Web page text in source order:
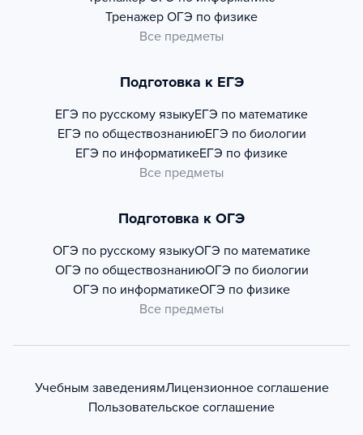
Тренажер ОГЭ по физике
Все предметы
Подготовка к ЕГЭ
ЕГЭ по русскому языкуЕГЭ по математике
ЕГЭ по обществознаниюЕГЭ по биологии
ЕГЭ по информатикеЕГЭ по физике
Все предметы
Подготовка к ОГЭ
ОГЭ по русскому языкуОГЭ по математике
ОГЭ по обществознаниюОГЭ по биологии
ОГЭ по информатикеОГЭ по физике
Все предметы
Учебным заведениямЛицензионное соглашение
Пользовательское соглашение